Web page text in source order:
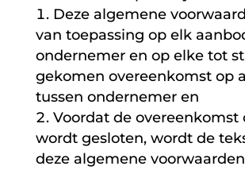
Deze algemene
van toepassing op elk
ondernemer en op elke tot
gekomen overeenkomst op
tussen ondernemer en
Voordat de overeenkomst
wordt gesloten, wordt de
deze algemene